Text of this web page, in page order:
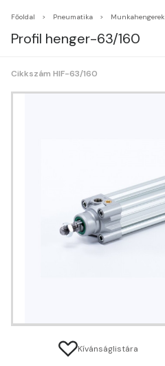
Főoldal Pneumatika Munkahengerek
Profil henger-63/160
Cikkszám HIF-63/160
Kívánságlistára